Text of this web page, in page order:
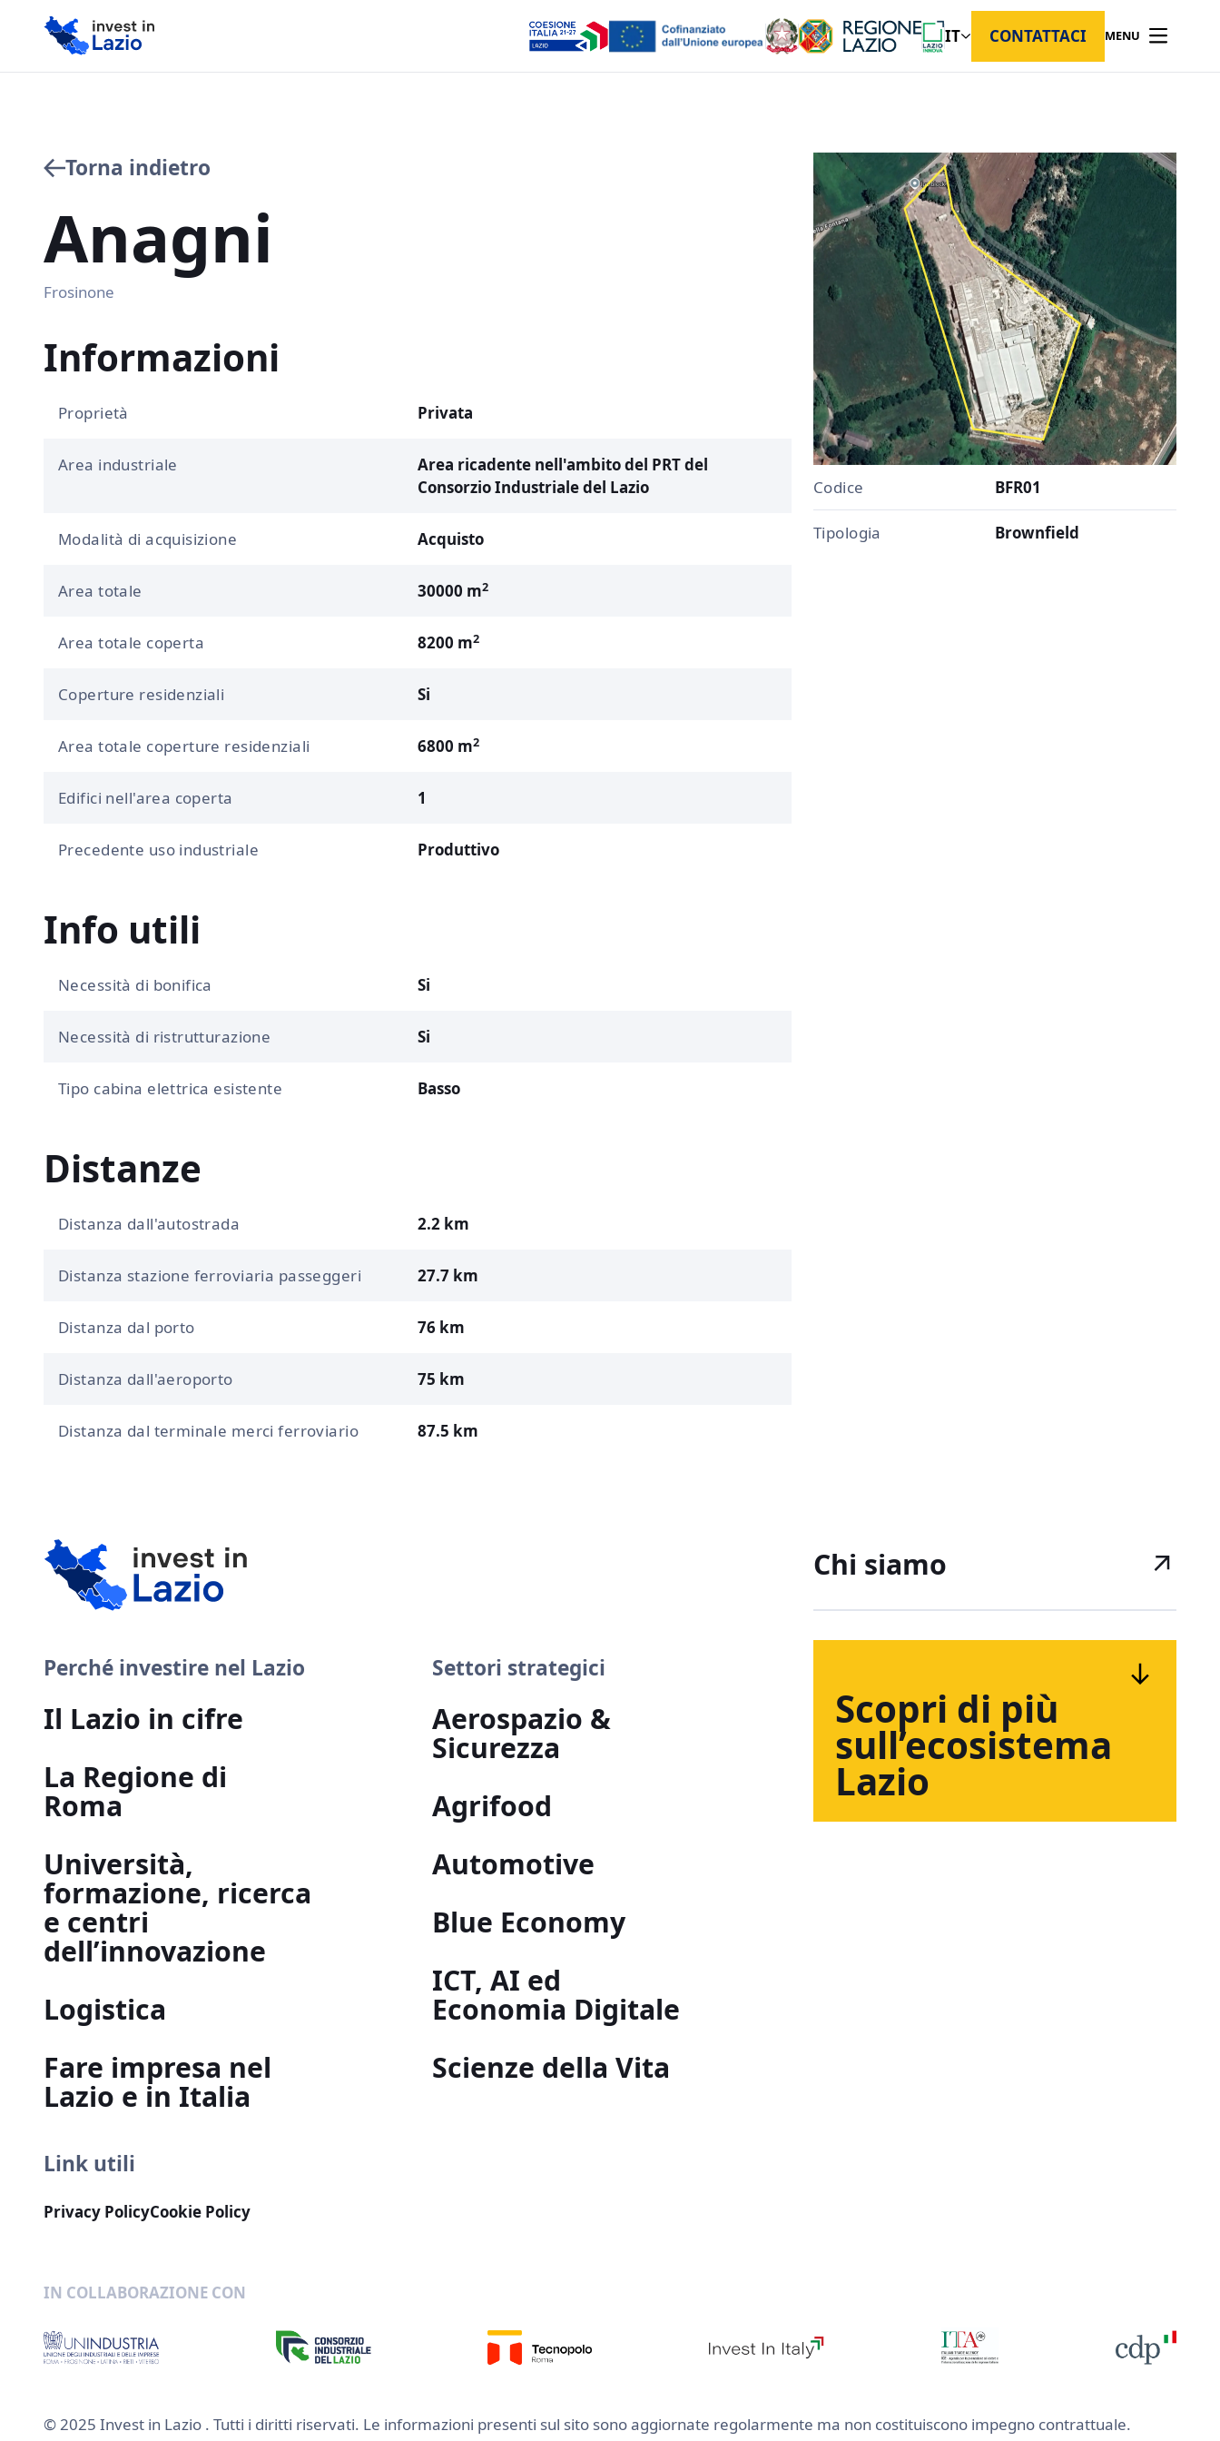
IT CONTATTACI MENU
Torna indietro
Anagni
Frosinone
Informazioni
Proprietà Privata
Area industriale
Area ricadente nell'ambito del PRT del
Consorzio Industriale del Lazio
Modalità di acquisizione Acquisto
Area totale 30000 m2
Area totale coperta 8200 m2
Coperture residenziali Si
Area totale coperture residenziali 6800 m2
Edifici nell'area coperta 1
Precedente uso industriale Produttivo
Info utili
Necessità di bonifica Si
Necessità di ristrutturazione Si
Tipo cabina elettrica esistente Basso
Distanze
Distanza dall'autostrada 2.2 km
Distanza stazione ferroviaria passeggeri 27.7 km
Distanza dal porto 76 km
Distanza dall'aeroporto 75 km
Distanza dal terminale merci ferroviario 87.5 km
Codice BFR01
Tipologia Brownfield
Perché investire nel Lazio
Il Lazio in cifre
La Regione di
Roma
Università,
formazione, ricerca
e centri
dell’innovazione
Logistica
Fare impresa nel
Lazio e in Italia
Settori strategici
Aerospazio &
Sicurezza
Agrifood
Automotive
Blue Economy
ICT, AI ed
Economia Digitale
Scienze della Vita
Link utili
Privacy PolicyCookie Policy
Chi siamo
Scopri di più
sull’ecosistema
Lazio
IN COLLABORAZIONE CON
© 2025 Invest in Lazio . Tutti i diritti riservati. Le informazioni presenti sul sito sono aggiornate regolarmente ma non costituiscono impegno contrattuale.